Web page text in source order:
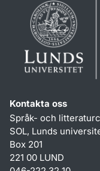
Kontakta oss
Språk- och
SOL, Lunds
Box 201
221 00 LUND